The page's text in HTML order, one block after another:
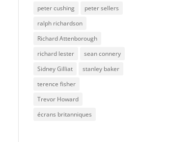
peter cushing
peter sellers
ralph richardson
Richard Attenborough
richard lester
sean connery
Sidney Gilliat
stanley baker
terence fisher
Trevor Howard
écrans britanniques